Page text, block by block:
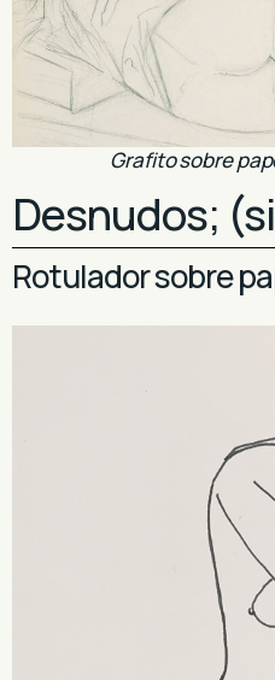
Grafito sobre
Desnudos;
Rotulador sobre